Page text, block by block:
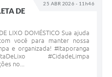
25 ABR 2026 - 11h46
DE
LIXO DOMÉSTICO Sua ajuda
você para manter nossa
e organizada! #Itaporanga
#CidadeLimpa
no...